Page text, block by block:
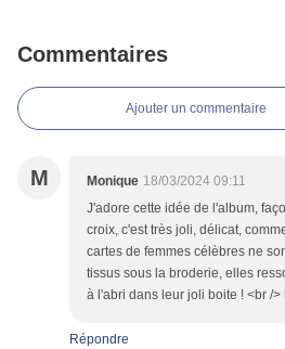
Commentaires
Ajouter un commentaire
M Monique 18/03/2024 09:11
J'adore cette idée de l'album,
croix, c'est très joli, délicat,
cartes de femmes célèbres ne
tissus sous la broderie, elles
à l'abri dans leur joli boite ! <br /
Répondre